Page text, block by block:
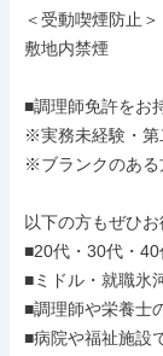
＜受動喫煙防止＞
敷地内禁煙
■調理師免許をお
※実務未経験・第
※ブランクのある
以下の方もぜひ
■20代・30代・
■ミドル・就職氷
■調理師や栄養士
■病院や福祉施設